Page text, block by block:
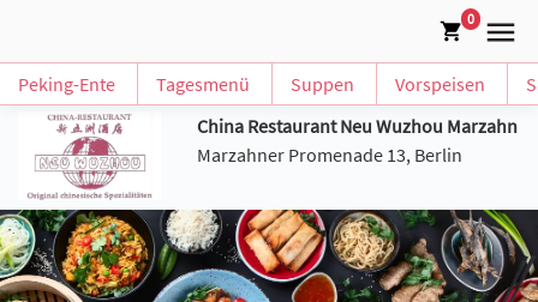
0
Peking-Ente Tagesmenü Suppen Vorspeisen
China Restaurant Neu Wuzhou Marzahn
Marzahner Promenade 13, Berlin